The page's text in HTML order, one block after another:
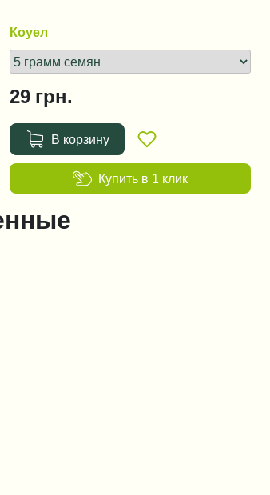
Коуел
29 грн.
В корзину
Купить в 1 клик